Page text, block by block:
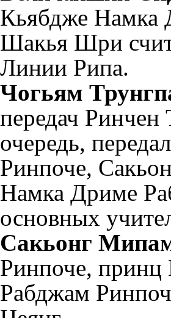
Кьябдже Намка
Шакья Шри
Линии Рипа.
Чогьям
передач
очередь,
Ринпоче,
Намка Дриме
основных
Сакьонг
Ринпоче,
Рабджам